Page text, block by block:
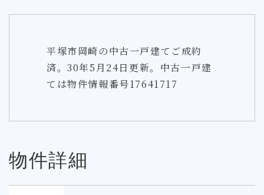
平塚市岡崎の中古一戸建てご成約
済。30年5月24日更新。中古一戸建
ては物件情報番号17641717
物件詳細